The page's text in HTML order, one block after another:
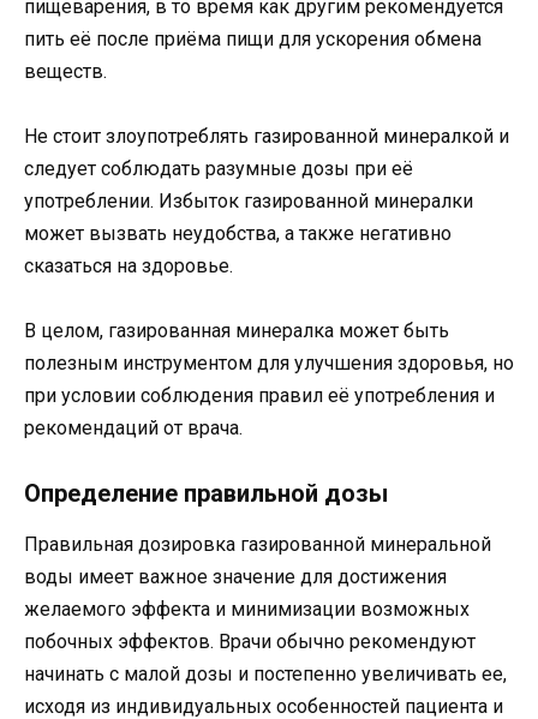
пищеварения, в то время как другим рекомендуется
пить её после приёма пищи для ускорения обмена
веществ.
Не стоит злоупотреблять газированной минералкой и
следует соблюдать разумные дозы при её
употреблении. Избыток газированной минералки
может вызвать неудобства, а также негативно
сказаться на здоровье.
В целом, газированная минералка может быть
полезным инструментом для улучшения здоровья, но
при условии соблюдения правил её употребления и
рекомендаций от врача.
Определение правильной дозы
Правильная дозировка газированной минеральной
воды имеет важное значение для достижения
желаемого эффекта и минимизации возможных
побочных эффектов. Врачи обычно рекомендуют
начинать с малой дозы и постепенно увеличивать ее,
исходя из индивидуальных особенностей пациента и